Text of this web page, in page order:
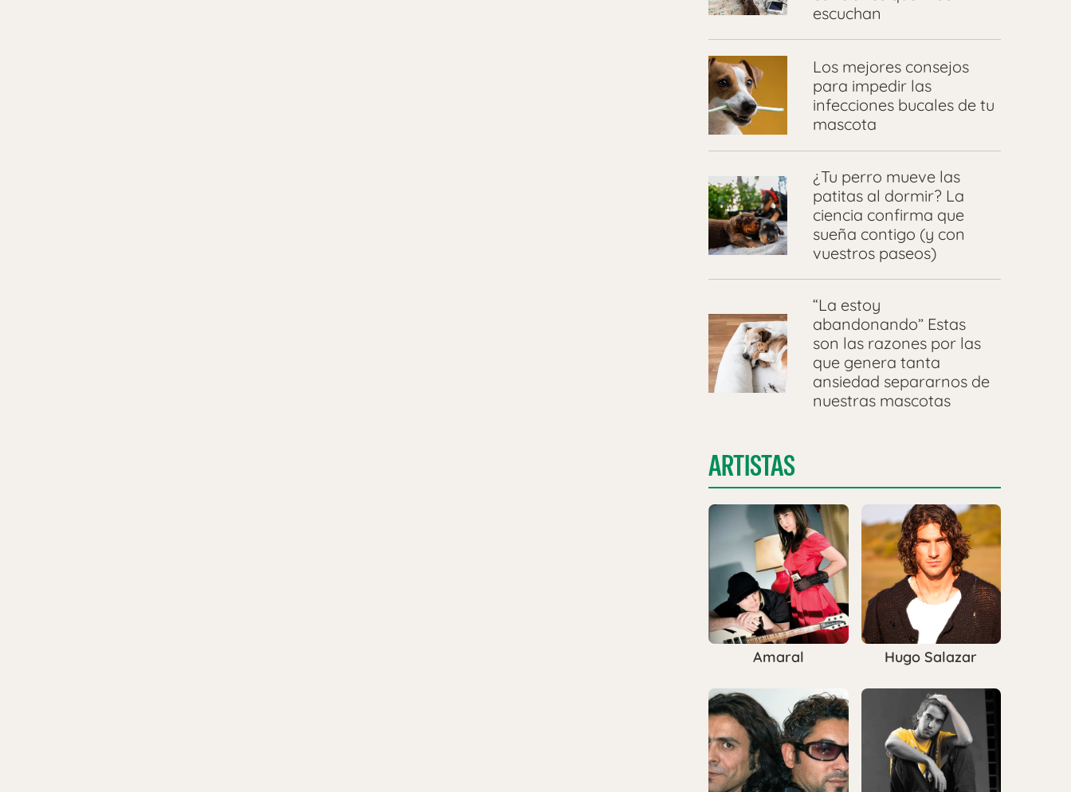
escuchan
Los mejores consejos
para impedir las
infecciones bucales de tu
mascota
​¿Tu perro mueve las
patitas al dormir? La
ciencia confirma que
sueña contigo (y con
vuestros paseos)
“La estoy
abandonando” Estas
son las razones por las
que genera tanta
ansiedad separarnos de
nuestras mascotas
ARTISTAS
Amaral Hugo Salazar